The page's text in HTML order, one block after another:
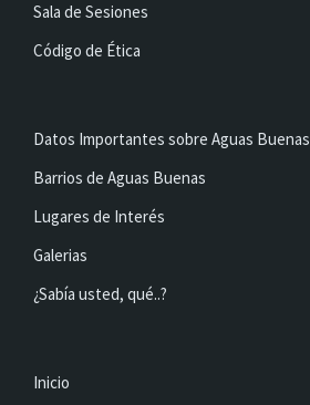
Sala de Sesiones
Código de Ética
Datos Importantes sobre Aguas Buenas
Barrios de Aguas Buenas
Lugares de Interés
Galerias
¿Sabía usted, qué..?
Inicio